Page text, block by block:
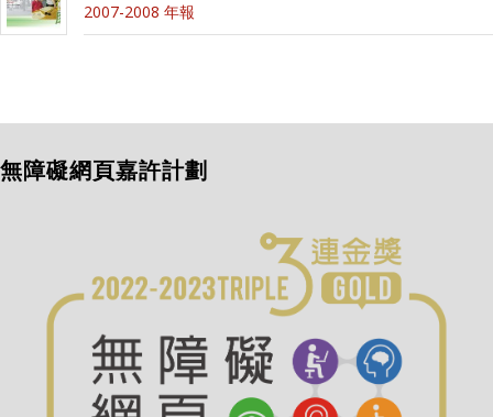
2007-2008 年報
無障礙網頁嘉許計劃